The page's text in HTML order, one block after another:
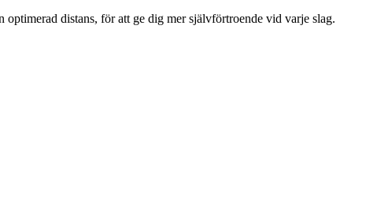
distans, för att ge dig mer självförtroende vid varje slag.